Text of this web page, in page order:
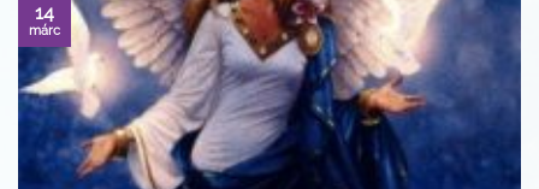
14
márc